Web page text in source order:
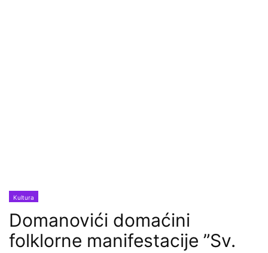
Kultura
Domanovići domaćini
folklorne manifestacije ”Sv.